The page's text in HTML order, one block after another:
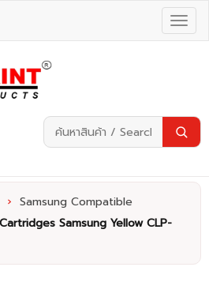
› Samsung Compatible
Samsung Yellow CLP-